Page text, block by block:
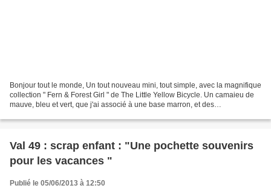
Bonjour tout le monde, Un tout nouveau mini, tout simple, avec la magnifique
collection " Fern & Forest Girl " de The Little Yellow Bicycle. Un camaieu de
mauve, bleu et vert, que j'ai associé à une base marron, et des
Val 49 : scrap enfant : "Une pochette souvenirs
pour les vacances "
Publié le 05/06/2013 à 12:50